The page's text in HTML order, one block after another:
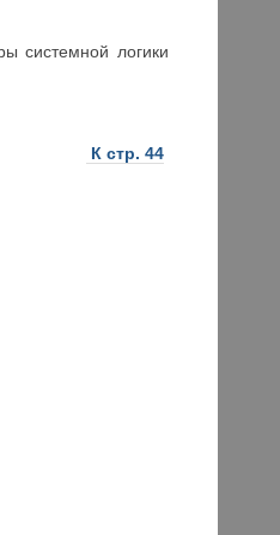
системной логики
К стр. 44